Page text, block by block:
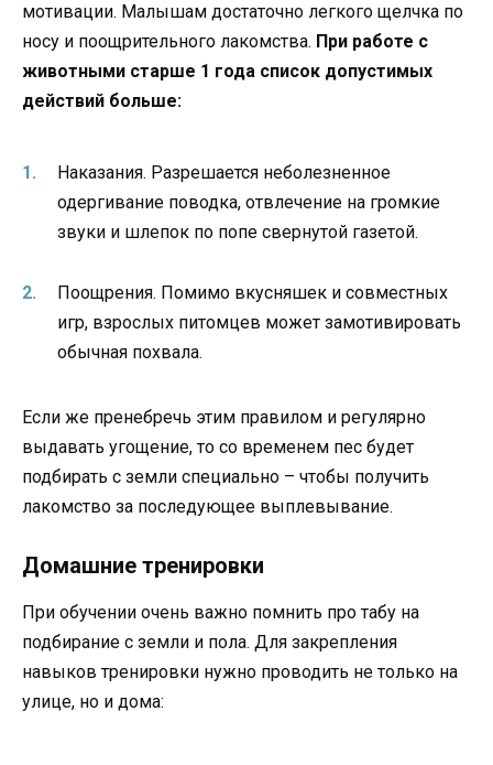
мотивации. Малышам достаточно легкого щелчка по
носу и поощрительного лакомства. При работе с
животными старше 1 года список допустимых
действий больше:
Наказания. Разрешается неболезненное
одергивание поводка, отвлечение на громкие
звуки и шлепок по попе свернутой газетой.
Поощрения. Помимо вкусняшек и совместных
игр, взрослых питомцев может замотивировать
обычная похвала.
Если же пренебречь этим правилом и регулярно
выдавать угощение, то со временем пес будет
подбирать с земли специально – чтобы получить
лакомство за последующее выплевывание.
Домашние тренировки
При обучении очень важно помнить про табу на
подбирание с земли и пола. Для закрепления
навыков тренировки нужно проводить не только на
улице, но и дома: